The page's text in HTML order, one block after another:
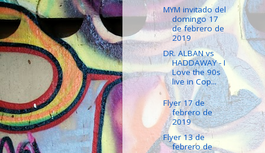
MYM invitado del
domingo 17
de febrero de
2019
DR. ALBAN vs
HADDAWAY - I
Love the 90s
live in Cop...
Flyer 17 de
febrero de
2019
Flyer 13 de
febrero de